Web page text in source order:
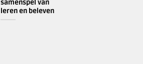
samenspel van
leren en beleven